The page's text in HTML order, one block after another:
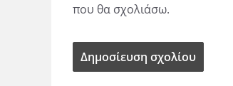
που θα σχολιάσω.